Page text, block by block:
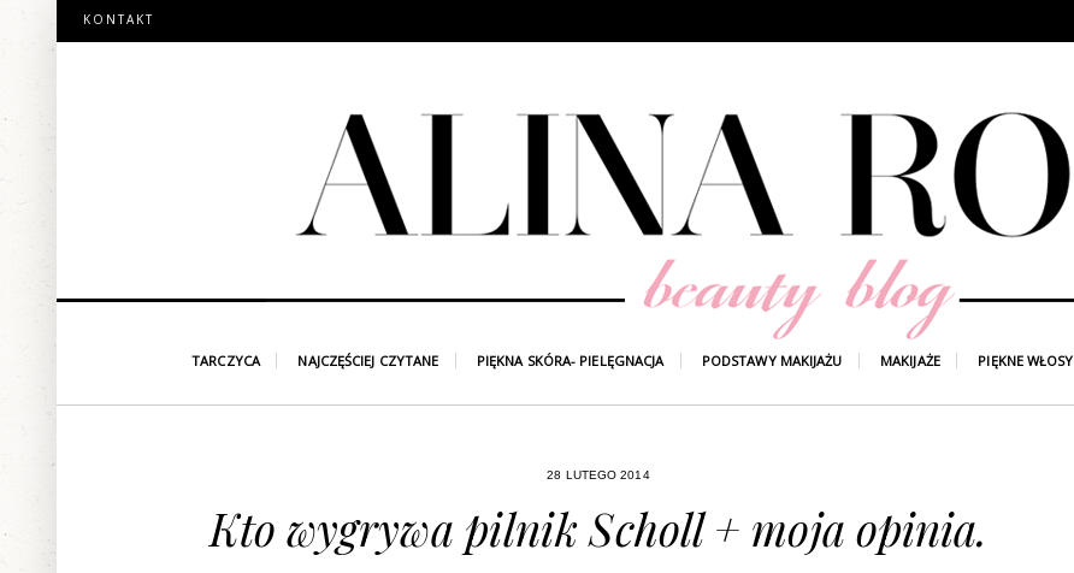
KONTAKT
TARCZYCA NAJCZĘŚCIEJ CZYTANE PIĘKNA SKÓRA- PIELĘGNACJA PODSTAWY MAKIJAŻU MAKIJAŻE PIĘKNE WŁOSY
28 LUTEGO 2014
Kto wygrywa pilnik Scholl + moja opinia.